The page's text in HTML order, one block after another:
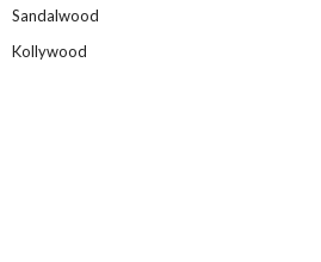
Sandalwood
Kollywood